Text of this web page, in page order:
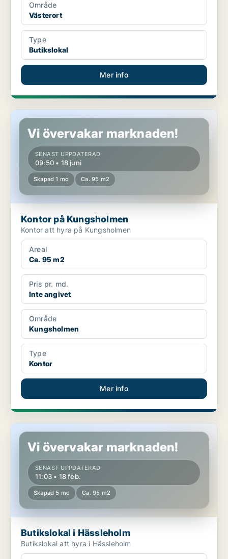
Område
Västerort
Type
Butikslokal
Mer info
Kontor på Kungsholmen
Vi övervakar marknaden!
SENAST UPPDATERAD
09:50 • 18 juni
Skapad 1 mo Ca. 95 m2
Kontor på Kungsholmen
Kontor att hyra på Kungsholmen
Areal
Ca. 95 m2
Pris pr. md.
Inte angivet
Område
Kungsholmen
Type
Kontor
Mer info
Butikslokal i Hässleholm
Vi övervakar marknaden!
SENAST UPPDATERAD
11:03 • 18 feb.
Skapad 5 mo Ca. 95 m2
Butikslokal i Hässleholm
Butikslokal att hyra i Hässleholm